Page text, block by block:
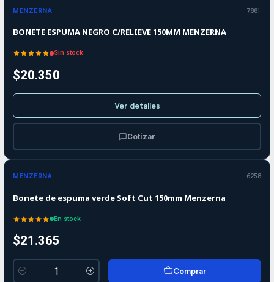
Agotado
MENZERNA 7881
BONETE ESPUMA NEGRO C/RELIEVE 150MM MENZERNA
Sin stock
$20.350
Ver detalles
Cotizar
MENZERNA 6258
Bonete de espuma verde Soft Cut 150mm Menzerna
En stock
$21.365
Cantidad
Comprar